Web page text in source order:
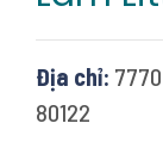
Địa chỉ:
80122